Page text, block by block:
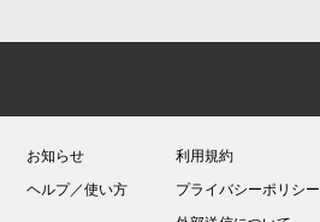
お知らせ
ヘルプ／使い方
利用規約
プライバシーポリシー